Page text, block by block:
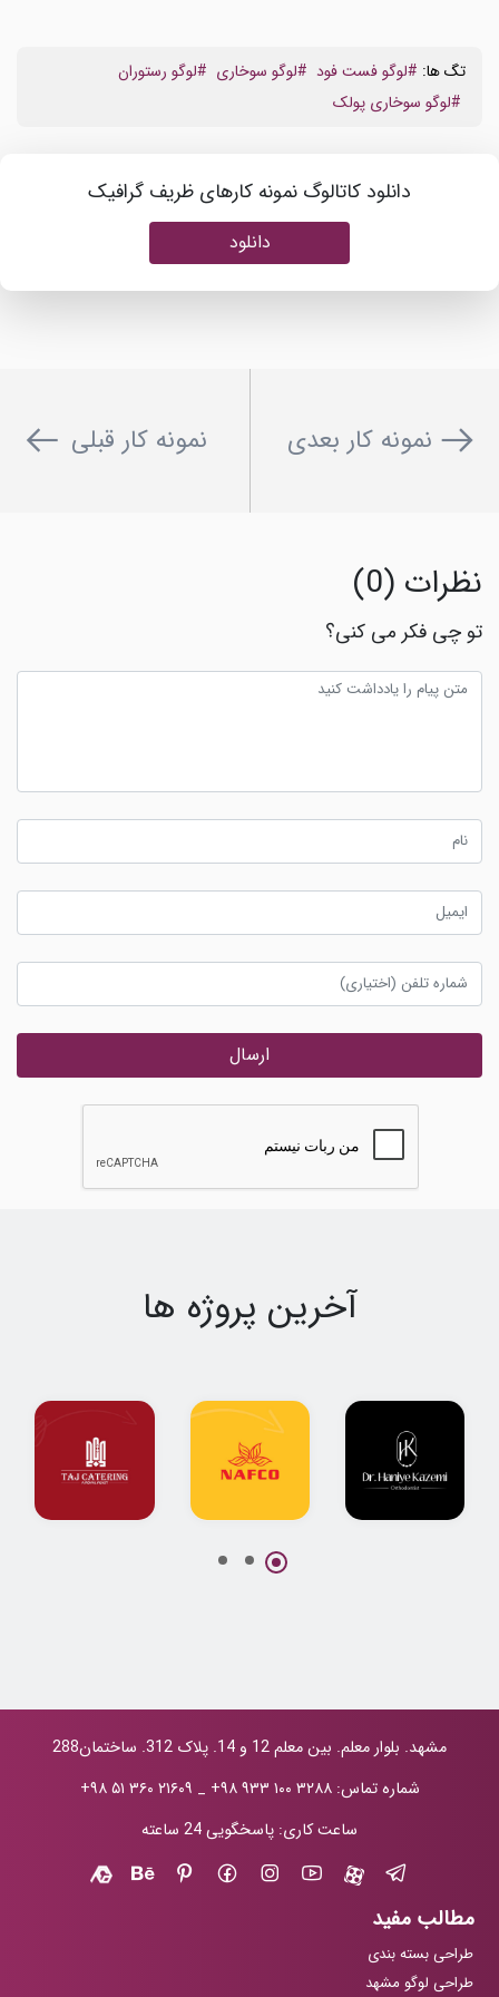
تگ ها: #لوگو فست فود #لوگو سوخاری #لوگو رستوران
#لوگو سوخاری پولک
دانلود کاتالوگ نمونه کارهای ظریف گرافیک
دانلود
نمونه کار بعدی نمونه کار قبلی
نظرات (0)
تو چی فکر می کنی؟
ارسال
آخرین پروژه ها
مشهد. بلوار معلم. بین معلم 12 و 14. پلاک 312. ساختمان288
شماره تماس:+۹۸ ۹۳۳ ۱۰۰ ۳۲۸۸ _ +۹۸ ۵۱ ۳۶۰ ۲۱۶۰۹
ساعت کاری: پاسخگویی 24 ساعته
مطالب مفید
طراحی بسته بندی
طراحی لوگو مشهد